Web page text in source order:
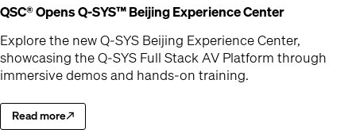
QSC® Opens Q-SYS™ Beijing Experience Center(Opens in
Explore the new Q-SYS Beijing Experience Center,
showcasing the Q-SYS Full Stack AV Platform through
immersive demos and hands-on training.
Read more
Explore the new Q-SYS Beijing Experience Center
(Opens in new window)